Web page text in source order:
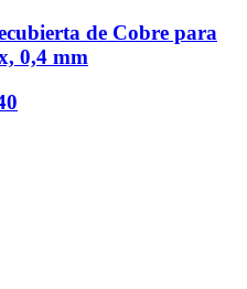
de Cobre para
0,4 mm